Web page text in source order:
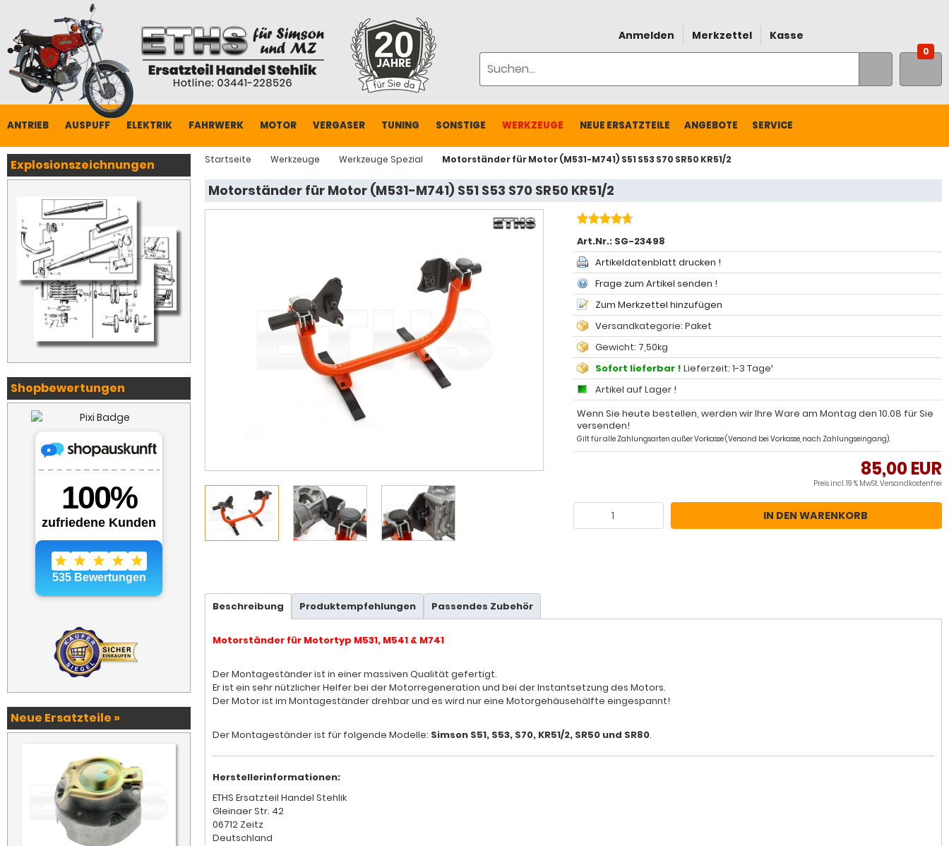
Anmelden Merkzettel Kasse
0
ANTRIEB AUSPUFF ELEKTRIK FAHRWERK MOTOR VERGASER TUNING SONSTIGE WERKZEUGE NEUE ERSATZTEILE ANGEBOTE SERVICE
Startseite Werkzeuge Werkzeuge Spezial Motorständer für Motor (M531-M741) S51 S53 S70 SR50 KR51/2
Motorständer für Motor (M531-M741) S51 S53 S70 SR50 KR51/2
Art.Nr.: SG-23498
Artikeldatenblatt drucken !
Frage zum Artikel senden !
Zum Merkzettel hinzufügen
Versandkategorie: Paket
Gewicht: 7,50kg
Sofort lieferbar ! Lieferzeit: 1-3 Tage¹
Artikel auf Lager !
Wenn Sie heute bestellen, werden wir Ihre Ware am Montag den 10.08 für Sie
versenden!
Gilt für alle Zahlungsarten außer Vorkasse (Versand bei Vorkasse, nach Zahlungseingang).
85,00 EUR
Preis incl. 19 % MwSt.Versandkostenfrei
IN DEN WARENKORB
Beschreibung Produktempfehlungen Passendes Zubehör
Motorständer für Motortyp M531, M541 & M741
Der Montageständer ist in einer massiven Qualität gefertigt.
Er ist ein sehr nützlicher Helfer bei der Motorregeneration und bei der Instantsetzung des Motors.
Der Motor ist im Montageständer drehbar und es wird nur eine Motorgehäusehälfte eingespannt!
Der Montageständer ist für folgende Modelle: Simson S51, S53, S70, KR51/2, SR50 und SR80.
Herstellerinformationen:
ETHS Ersatzteil Handel Stehlik
Gleinaer Str. 42
06712 Zeitz
Deutschland
Explosionszeichnungen
Shopbewertungen
Neue Ersatzteile »